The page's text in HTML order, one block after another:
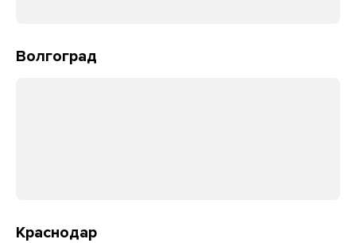
Волгоград
Краснодар